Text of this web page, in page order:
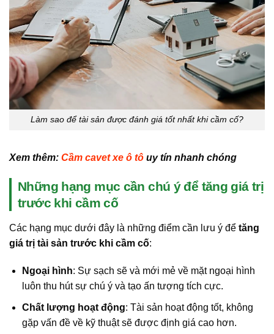
Làm sao để tài sản được đánh giá tốt nhất khi cầm cố?
Xem thêm: Cầm cavet xe ô tô uy tín nhanh chóng
Những hạng mục cần chú ý để tăng giá trị
trước khi cầm cố
Các hạng mục dưới đây là những điểm cần lưu ý để tăng
giá trị tài sản trước khi cầm cố:
Ngoại hình: Sự sạch sẽ và mới mẻ về mặt ngoại hình
luôn thu hút sự chú ý và tạo ấn tượng tích cực.
Chất lượng hoạt động: Tài sản hoạt động tốt, không
gặp vấn đề về kỹ thuật sẽ được định giá cao hơn.